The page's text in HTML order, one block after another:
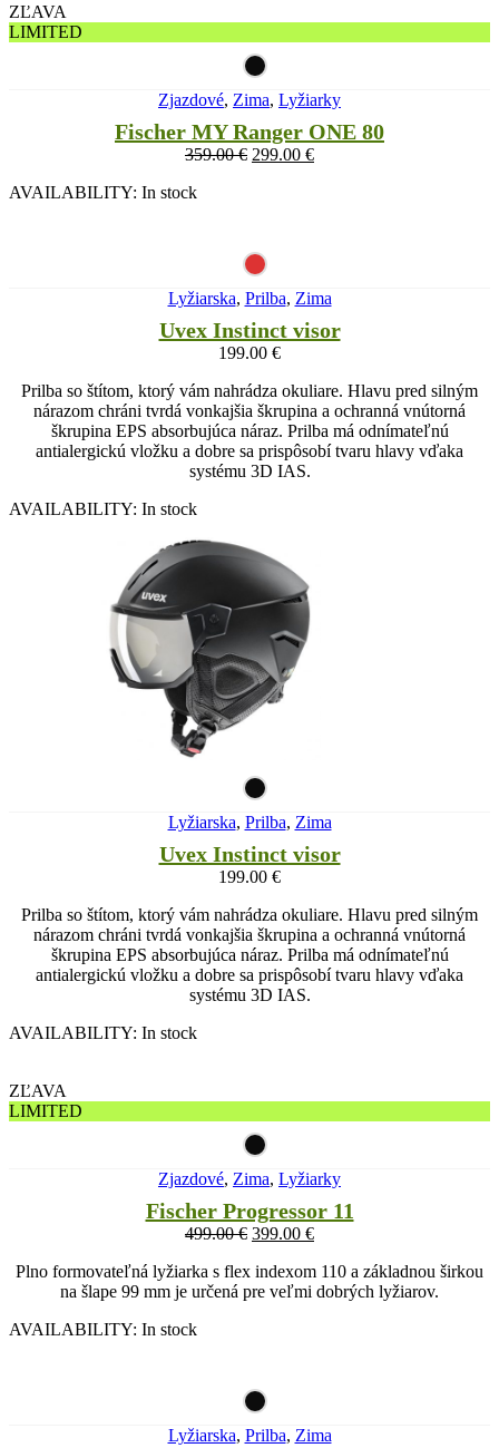
ZĽAVA
LIMITED
Zjazdové, Zima, Lyžiarky
Fischer MY Ranger ONE 80
359.00€ 299.00 €
AVAILABILITY: In stock
Lyžiarska, Prilba, Zima
Uvex Instinct visor
199.00 €
Prilba so štítom, ktorý vám nahrádza okuliare. Hlavu pred silným
nárazom chráni tvrdá vonkajšia škrupina a ochranná vnútorná
škrupina EPS absorbujúca náraz. Prilba má odnímateľnú
antialergickú vložku a dobre sa prispôsobí tvaru hlavy vďaka
systému 3D IAS.
AVAILABILITY: In stock
Lyžiarska, Prilba, Zima
Uvex Instinct visor
199.00 €
Prilba so štítom, ktorý vám nahrádza okuliare. Hlavu pred silným
nárazom chráni tvrdá vonkajšia škrupina a ochranná vnútorná
škrupina EPS absorbujúca náraz. Prilba má odnímateľnú
antialergickú vložku a dobre sa prispôsobí tvaru hlavy vďaka
systému 3D IAS.
AVAILABILITY: In stock
ZĽAVA
LIMITED
Zjazdové, Zima, Lyžiarky
Fischer Progressor 11
499.00€ 399.00 €
Plno formovateľná lyžiarka s flex indexom 110 a základnou širkou
na šlape 99 mm je určená pre veľmi dobrých lyžiarov.
AVAILABILITY: In stock
Lyžiarska, Prilba, Zima